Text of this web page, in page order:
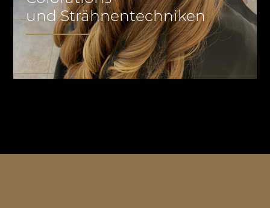
und Strähnentechniken